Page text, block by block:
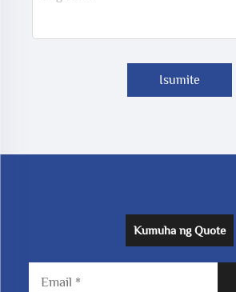
Isumite
Kumuha ng Quote